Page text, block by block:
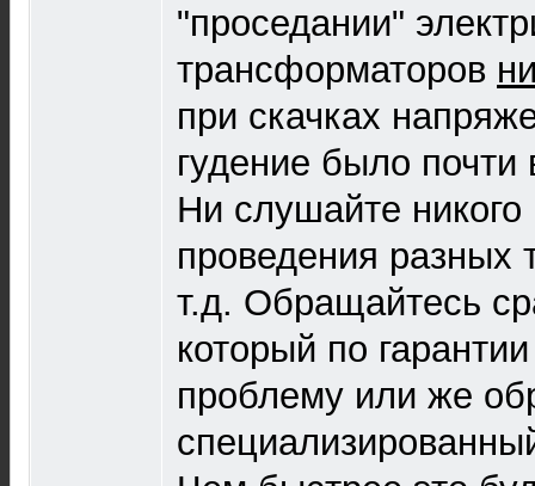
"проседании"
трансформаторов
при скачках
гудение было почти
Ни слушайте никого
проведения разных
т.д. Обращайтесь
который по
проблему или же